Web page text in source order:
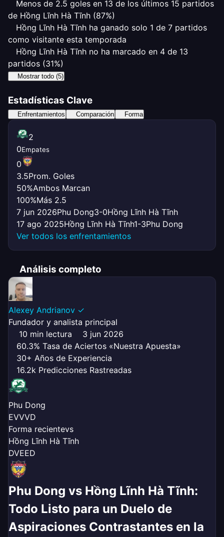
Menos de 2.5 goles en 13 de los últimos 15 partidos
de Hồng Lĩnh Hà Tĩnh (87%)
Hồng Lĩnh Hà Tĩnh ha ganado solo 1 de 7 partidos
como visitante esta temporada
Hồng Lĩnh Hà Tĩnh no ha marcado en 4 de 13
partidos (31%)
Mostrar todo (5)
Estadísticas Clave
Enfrentamientos Comparación Forma
2
0Empates
0
3.5Prom. Goles
50%Ambos Marcan
100%Más 2.5
7 jun 2026Phu Dong3-0Hồng Lĩnh Hà Tĩnh
17 ago 2025Hồng Lĩnh Hà Tĩnh1-3Phu Dong
Ver todos los enfrentamientos
Análisis completo
Alexey Andrianov ✓
Fundador y analista principal
10 min lectura
3 jun 2026
60.3% Tasa de Aciertos «Nuestra Apuesta»
30+ Años de Experiencia
16.2k Predicciones Rastreadas
Phu Dong
EVVVD
Forma recientevs
Hồng Lĩnh Hà Tĩnh
DVEED
Phu Dong vs Hồng Lĩnh Hà Tĩnh:
Todo Listo para un Duelo de
Aspiraciones Contrastantes en la